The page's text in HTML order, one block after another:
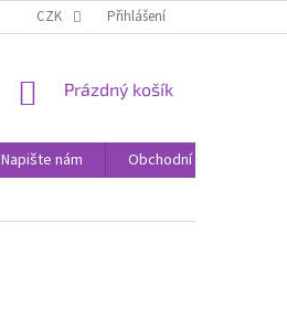
CZK Přihlášení
NÁKUPNÍ
Prázdný košík
Napište nám
Obchodní podmínky